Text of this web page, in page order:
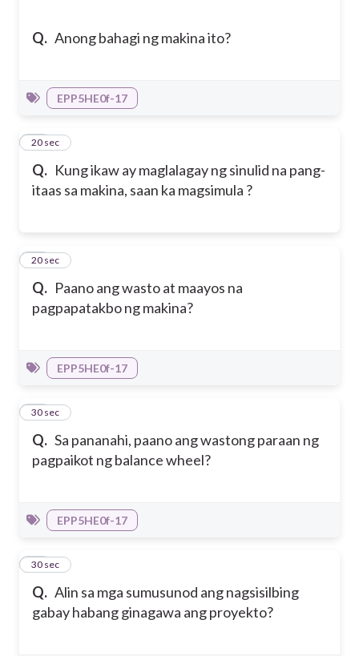
Q. Anong bahagi ng makina ito?
EPP5HE0f-17
Q. Kung ikaw ay maglalagay ng sinulid na pang-
itaas sa makina, saan ka magsimula ?
17
20 sec
Q. Paano ang wasto at maayos na
pagpapatakbo ng makina?
18
20 sec
EPP5HE0f-17
Q. Sa pananahi, paano ang wastong paraan ng
pagpaikot ng balance wheel?
19
30 sec
EPP5HE0f-17
Q. Alin sa mga sumusunod ang nagsisilbing
gabay habang ginagawa ang proyekto?
20
30 sec